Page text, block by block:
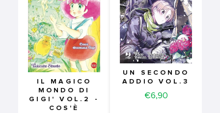
IL MAGICO
MONDO DI
GIGI' VOL.2 -
COS'È
UN SECONDO
ADDIO VOL.3
Price
€6,90